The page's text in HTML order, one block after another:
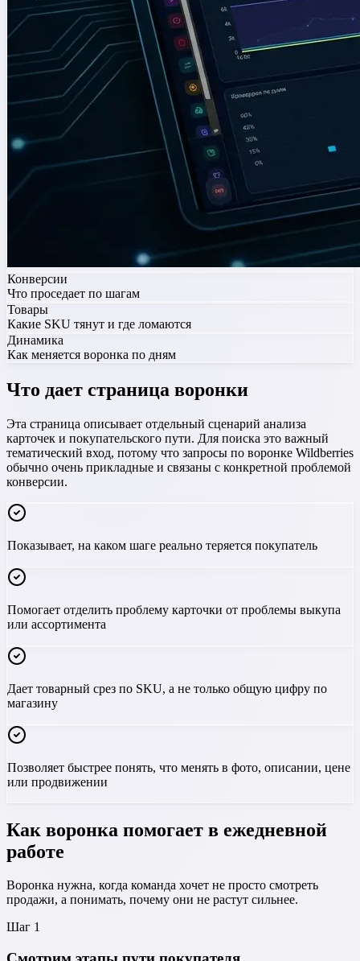
Конверсии
Что проседает по шагам
Товары
Какие SKU тянут и где ломаются
Динамика
Как меняется воронка по дням
Что дает страница воронки
Эта страница описывает отдельный сценарий анализа
карточек и покупательского пути. Для поиска это важный
тематический вход, потому что запросы по воронке Wildberries
обычно очень прикладные и связаны с конкретной проблемой
конверсии.
Показывает, на каком шаге реально теряется покупатель
Помогает отделить проблему карточки от проблемы выкупа
или ассортимента
Дает товарный срез по SKU, а не только общую цифру по
магазину
Позволяет быстрее понять, что менять в фото, описании, цене
или продвижении
Как воронка помогает в ежедневной
работе
Воронка нужна, когда команда хочет не просто смотреть
продажи, а понимать, почему они не растут сильнее.
Шаг 1